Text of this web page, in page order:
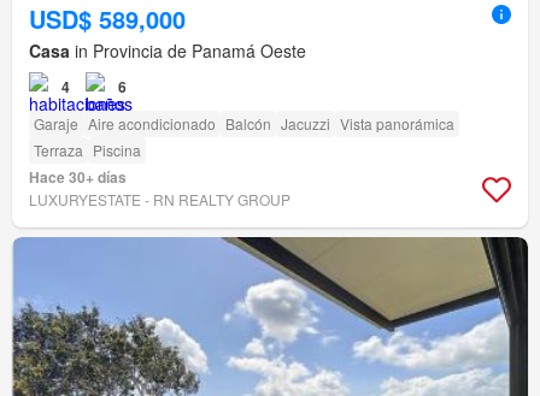
USD$ 589,000
Casa in Provincia de Panamá Oeste
4 6
Garaje Aire acondicionado Balcón Jacuzzi Vista panorámica
Terraza Piscina
Hace 30+ días
LUXURYESTATE - RN REALTY GROUP